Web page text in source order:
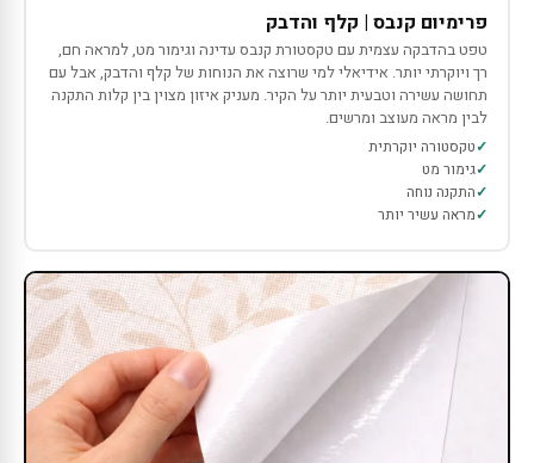
פרימיום קנבס | קלף והדבק
טפט בהדבקה עצמית עם טקסטורת קנבס עדינה וגימור מט, למראה חם,
רך ויוקרתי יותר. אידיאלי למי שרוצה את הנוחות של קלף והדבק, אבל עם
תחושה עשירה וטבעית יותר על הקיר. מעניק איזון מצוין בין קלות התקנה
לבין מראה מעוצב ומרשים.
טקסטורה יוקרתית
גימור מט
התקנה נוחה
מראה עשיר יותר